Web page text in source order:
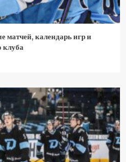
матчей, календарь игр и
клуба